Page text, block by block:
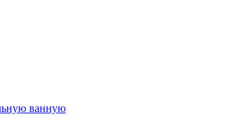
ванную